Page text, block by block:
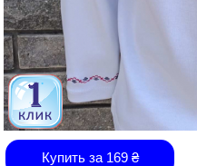
Купить за 169₴